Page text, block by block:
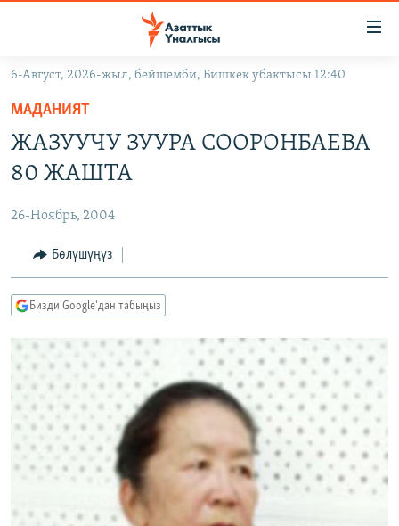
Навигацияга
өтүңүз
Издөөгө
салыңыз
ЭКОНОМИКА
МАДАНИЯТ
БОРБОР АЗИЯ
АТАЙЫН ИЛИКТӨӨ
ТВ ПРОГРАММАЛАР
ЭКСПЕРТТЕР ТАЛДАЙТ
БИЗ ЖАНА ДҮЙНӨ
ДАНИСТЕ
ЭЖЕ-СИҢДИЛЕР
АЗАТТЫК+
ЫҢГАЙСЫЗ СУРООЛОР
ӨЗГӨЧӨ ПИКИР
Русский
ОНЛАЙН ШЕРИНЕ
6-Август, 2026-жыл, бейшемби, Бишкек убактысы 12:40
МАДАНИЯТ
ЖАЗУУЧУ ЗУУРА СООРОНБАЕВА
80 ЖАШТА
26-Ноябрь, 2004
Бөлүшүңүз
Бизди Google'дан табыңыз